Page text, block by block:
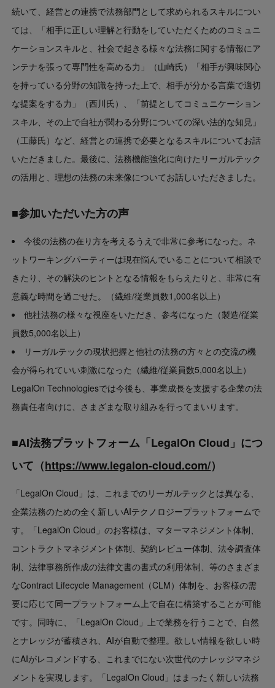
続いて、経営との連携で法務部門として求められるスキルについ
ては、「相手に正しい理解と行動をしていただくためのコミュニ
ケーションスキルと、社会で起きる様々な法務に関する情報にア
ンテナを張って専門性を高める力」（山崎氏）「相手が興味関心
を持っている分野の知識を持った上で、相手が分かる言葉で適切
な提案をする力」（西川氏）、「前提としてコミュニケーション
スキル、その上で自社が関わる分野についての深い法的な知見」
（工藤氏）など、経営との連携で必要となるスキルについてお話
いただきました。最後に、法務機能強化に向けたリーガルテック
の活用と、理想の法務の未来像についてお話しいただきました。
■参加いただいた方の声
今後の法務の在り方を考えるうえで非常に参考になった。ネ
ットワーキングパーティーは現在悩んでいることについて相談で
きたり、その解決のヒントとなる情報をもらえたりと、非常に有
意義な時間を過ごせた。（繊維/従業員数1,000名以上）
他社法務の様々な視座をいただき、参考になった（製造/従業
員数5,000名以上）
リーガルテックの現状把握と他社の法務の方々との交流の機
会が得られていい刺激になった（繊維/従業員数5,000名以上）
LegalOn Technologiesでは今後も、事業成長を支援する企業の法
務責任者向けに、さまざまな取り組みを行ってまいります。
■AI法務プラットフォーム「LegalOn Cloud」につ
いて（https://www.legalon-cloud.com/）
「LegalOn Cloud」は、これまでのリーガルテックとは異なる、
企業法務のための全く新しいAIテクノロジープラットフォームで
す。「LegalOn Cloud」のお客様は、マターマネジメント体制、
コントラクトマネジメント体制、契約レビュー体制、法令調査体
制、法律事務所作成の法律文書の書式の利用体制、等のさまざま
なContract Lifecycle Management（CLM）体制を、お客様の需
要に応じて同一プラットフォーム上で自在に構築することが可能
です。同時に、「LegalOn Cloud」上で業務を行うことで、自然
とナレッジが蓄積され、AIが自動で整理。欲しい情報を欲しい時
にAIがレコメンドする、これまでにない次世代のナレッジマネジ
メントを実現します。「LegalOn Cloud」はまったく新しい法務